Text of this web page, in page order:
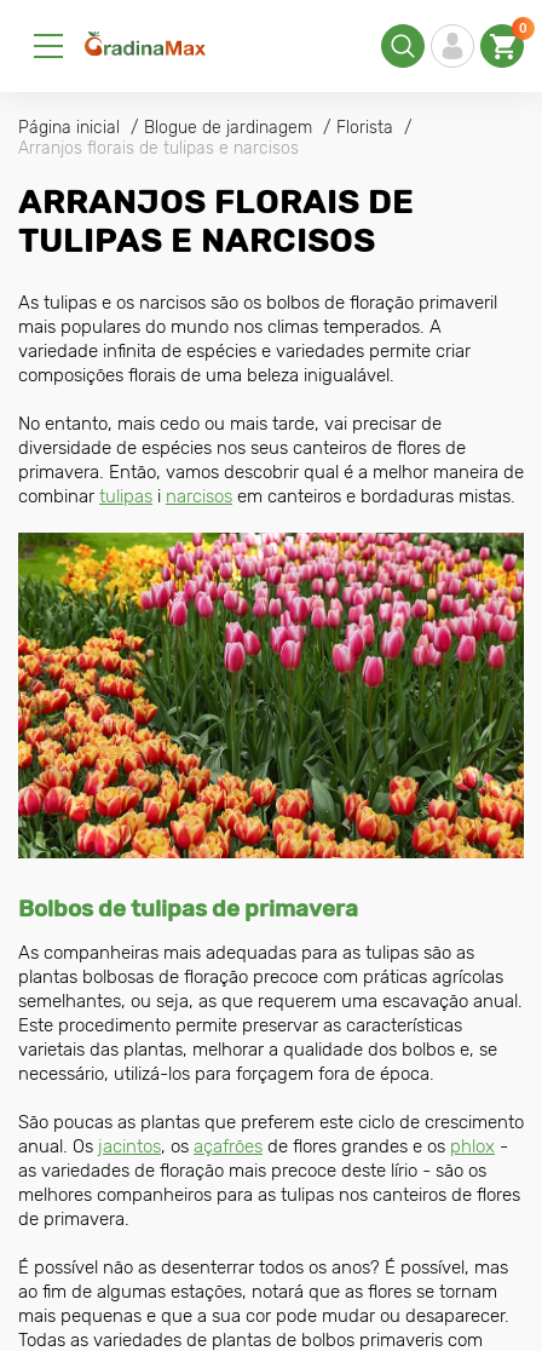
0
Página inicial Blogue de jardinagem
Florista
Arranjos florais de tulipas e narcisos
ARRANJOS FLORAIS DE
TULIPAS E NARCISOS
As tulipas e os narcisos são os bolbos de floração primaveril
mais populares do mundo nos climas temperados. A
variedade infinita de espécies e variedades permite criar
composições florais de uma beleza inigualável.
No entanto, mais cedo ou mais tarde, vai precisar de
diversidade de espécies nos seus canteiros de flores de
primavera. Então, vamos descobrir qual é a melhor maneira de
combinar tulipas i narcisos em canteiros e bordaduras mistas.
Bolbos de tulipas de primavera
As companheiras mais adequadas para as tulipas são as
plantas bolbosas de floração precoce com práticas agrícolas
semelhantes, ou seja, as que requerem uma escavação anual.
Este procedimento permite preservar as características
varietais das plantas, melhorar a qualidade dos bolbos e, se
necessário, utilizá-los para forçagem fora de época.
São poucas as plantas que preferem este ciclo de crescimento
anual. Os jacintos, os açafrões de flores grandes e os phlox -
as variedades de floração mais precoce deste lírio - são os
melhores companheiros para as tulipas nos canteiros de flores
de primavera.
É possível não as desenterrar todos os anos? É possível, mas
ao fim de algumas estações, notará que as flores se tornam
mais pequenas e que a sua cor pode mudar ou desaparecer.
Todas as variedades de plantas de bolbos primaveris com